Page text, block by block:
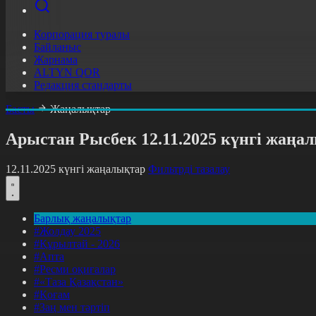
Корпорация туралы
Байланыс
Жарнама
ALTYN QOR
Редакция стандарты
Басты
Жаңалықтар
Арыстан Рысбек 12.11.2025 күнгі
12.11.2025 күнгі жаңалықтар Фильтрді тазалау
Барлық жаңалықтар
#Жолдау 2025
#Құрылтай - 2026
#Апта
#Ресми оқиғалар
#«Таза Қазақстан»
#Қоғам
#Заң мен тәртіп